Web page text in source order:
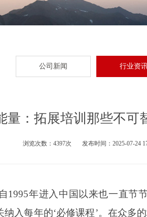
公司新闻 行业资
量：拓展培训那些不可
浏览次数：4397次 发布时间：2025-07-24
1995年进入中国以来也一直节
入每年的‘必修课程’。在众多